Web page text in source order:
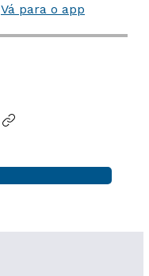
Vá para o app